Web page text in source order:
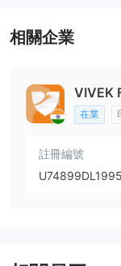
相關企業
VIVEK
在業
註冊編號